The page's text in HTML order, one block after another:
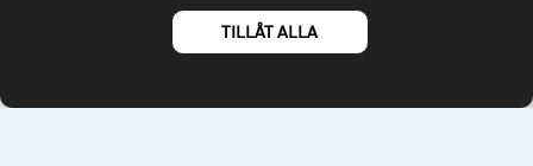
© 2026 - Spiltan Fonder AB
By Sphinxly
TILLÅT ALLA